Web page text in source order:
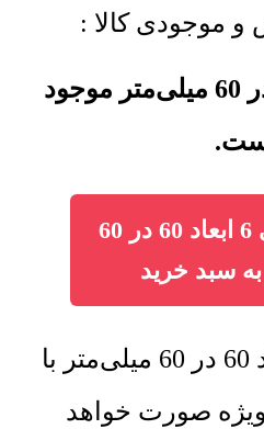
موجودی کالا :
نبشی 6 ابعاد 60 در 60 میلی‌متر موجود
افزودن نبشی 6 ابعاد 60 در 60
سبد خرید
خرید نبشی 6 ابعاد 60 در 60 میلی‌متر با
صورت خواهد